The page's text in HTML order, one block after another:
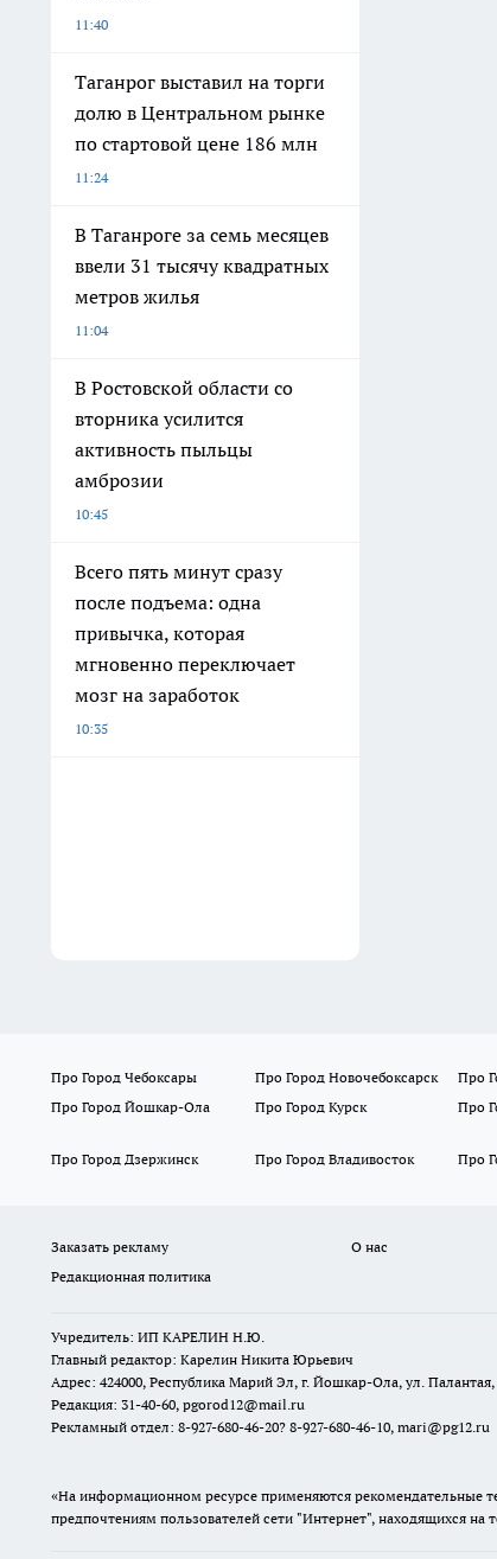
11:40
Таганрог выставил на торги
долю в Центральном рынке
по стартовой цене 186 млн
11:24
В Таганроге за семь месяцев
ввели 31 тысячу квадратных
метров жилья
11:04
В Ростовской области со
вторника усилится
активность пыльцы
амброзии
10:45
Всего пять минут сразу
после подъема: одна
привычка, которая
мгновенно переключает
мозг на заработок
10:35
Про Город Чебоксары Про Город Новочебоксарск Про
Про Город Йошкар-Ола
Про Город Курск Про
Про Город Дзержинск
Про Город Владивосток Про
Заказать рекламу О нас
Редакционная политика
Учредитель: ИП КАРЕЛИН Н.Ю.
Главный редактор: Карелин Никита Юрьевич
Адрес: 424000, Республика Марий Эл, г. Йошкар-Ола, ул. Палантая,
Редакция: 31-40-60, pgorod12@mail.ru
Рекламный отдел: 8-927-680-46-20? 8-927-680-46-10, mari@pg12.ru
«На информационном ресурсе применяются рекомендательные
предпочтениям пользователей сети "Интернет", находящихся на